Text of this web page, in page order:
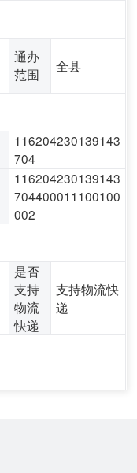
通办
范围
全县
116204230139143
704
116204230139143
704400011100100
002
是否
支持
物流
快递
支持物流快
递